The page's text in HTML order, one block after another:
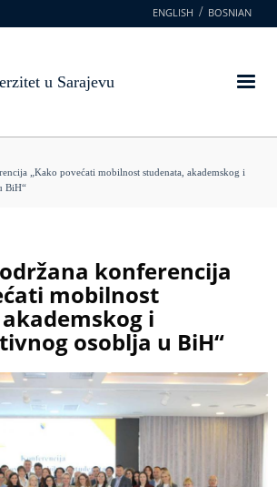
ENGLISH BOSNIAN
u Sarajevu
„Kako povećati mobilnost studenata, akademskog i
BiH“
konferencija
mobilnost
i
osoblja u BiH“